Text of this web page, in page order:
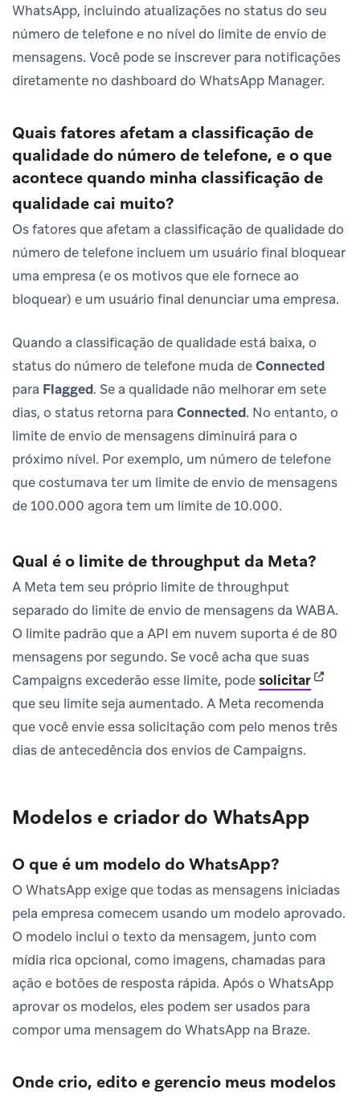
WhatsApp, incluindo atualizações no status do seu
número de telefone e no nível do limite de envio de
mensagens. Você pode se inscrever para notificações
diretamente no dashboard do WhatsApp Manager.
Quais fatores afetam a classificação de
qualidade do número de telefone, e o que
acontece quando minha classificação de
qualidade cai muito?
Os fatores que afetam a classificação de qualidade do
número de telefone incluem um usuário final bloquear
uma empresa (e os motivos que ele fornece ao
bloquear) e um usuário final denunciar uma empresa.
Quando a classificação de qualidade está baixa, o
status do número de telefone muda deConnected
para Flagged. Se a qualidade não melhorar em sete
dias, o status retorna para Connected. No entanto, o
limite de envio de mensagens diminuirá para o
próximo nível. Por exemplo, um número de telefone
que costumava ter um limite de envio de mensagens
de 100.000 agora tem um limite de 10.000.
Qual é o limite de throughput da Meta?
A Meta tem seu próprio limite de throughput
separado do limite de envio de mensagens da WABA.
O limite padrão que a API em nuvem suporta é de 80
mensagens por segundo. Se você acha que suas
Campaigns excederão esse limite, podesolicitar(opens
que seu limite seja aumentado. A Meta recomenda
que você envie essa solicitação com pelo menos três
dias de antecedência dos envios de Campaigns.
Modelos e criador do WhatsApp
O que é um modelo do WhatsApp?
O WhatsApp exige que todas as mensagens iniciadas
pela empresa comecem usando um modelo aprovado.
O modelo inclui o texto da mensagem, junto com
mídia rica opcional, como imagens, chamadas para
ação e botões de resposta rápida. Após o WhatsApp
aprovar os modelos, eles podem ser usados para
compor uma mensagem do WhatsApp na Braze.
Onde crio, edito e gerencio meus modelos